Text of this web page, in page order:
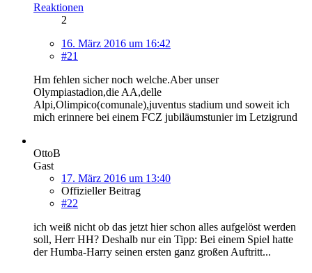
Reaktionen
2
16. März 2016 um 16:42
#21
Hm fehlen sicher noch welche.Aber unser
Olympiastadion,die AA,delle
Alpi,Olimpico(comunale),juventus stadium und soweit ich
mich erinnere bei einem FCZ jubiläumstunier im Letzigrund
OttoB
Gast
17. März 2016 um 13:40
Offizieller Beitrag
#22
ich weiß nicht ob das jetzt hier schon alles aufgelöst werden
soll, Herr HH? Deshalb nur ein Tipp: Bei einem Spiel hatte
der Humba-Harry seinen ersten ganz großen Auftritt...